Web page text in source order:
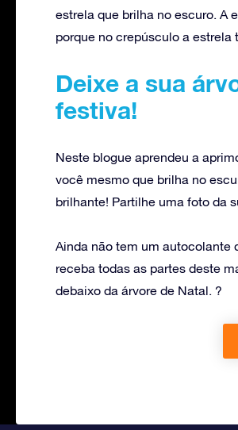
estrela que brilha no escuro. A
porque no crepúsculo a
Deixe a sua
festiva!
Neste blogue aprendeu a
você mesmo que brilha no
brilhante! Partilhe uma foto da
Ainda não tem um autocolante
receba todas as partes deste
debaixo da árvore de Natal. ?